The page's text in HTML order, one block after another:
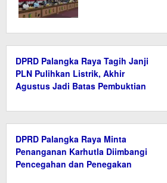
DPRD Palangka Raya Tagih Janji
PLN Pulihkan Listrik, Akhir
Agustus Jadi Batas Pembuktian
DPRD Palangka Raya Minta
Penanganan Karhutla Diimbangi
Pencegahan dan Penegakan